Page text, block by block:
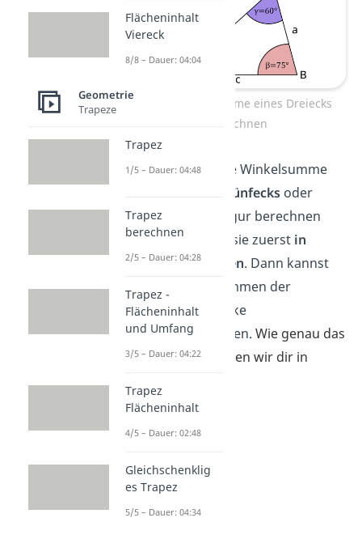
Innenwinkelsumme eines Dreiecks
berechnen
Wenn du jetzt die Winkelsumme
Fünfecksoder
einer anderen Figur berechnen
willst, musst du sie zuerst in
Dreiecke zerteilen. Dann kannst
du die Winkelsummen der
einzelnen Dreiecke
zusammenrechnen. Wie genau das
funktioniert, zeigen wir dir in
Flächeninhalt
Viereck
8/8 – Dauer: 04:04
Geometrie
Trapeze
Trapez
1/5 – Dauer: 04:48
Trapez
berechnen
2/5 – Dauer: 04:28
Trapez -
Flächeninhalt
und Umfang
3/5 – Dauer: 04:22
Trapez
Flächeninhalt
4/5 – Dauer: 02:48
Gleichschenklig
es Trapez
5/5 – Dauer: 04:34